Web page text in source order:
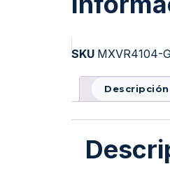
SKU MXVR4104-
Descripción